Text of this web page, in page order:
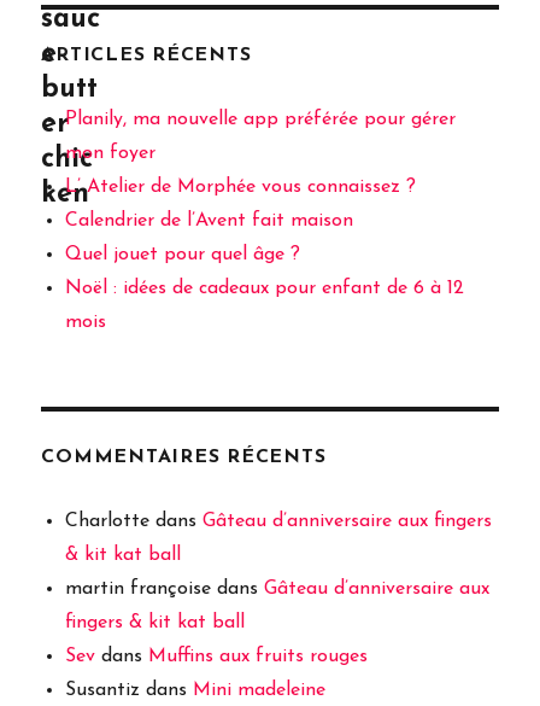
sauc
e
butt
er
chic
ken
ARTICLES RÉCENTS
Planily, ma nouvelle app préférée pour gérer
mon foyer
L’ Atelier de Morphée vous connaissez ?
Calendrier de l’Avent fait maison
Quel jouet pour quel âge ?
Noël : idées de cadeaux pour enfant de 6 à 12
mois
COMMENTAIRES RÉCENTS
Charlotte dansGâteau d’anniversaire aux fingers
& kit kat ball
martin françoise dansGâteau d’anniversaire aux
fingers & kit kat ball
Sev dans Muffins aux fruits rouges
Susantiz dans Mini madeleine